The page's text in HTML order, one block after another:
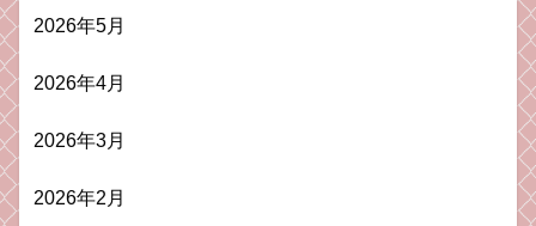
2026年5月
2026年4月
2026年3月
2026年2月